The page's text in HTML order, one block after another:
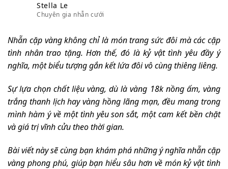
Stella Le
Chuyên gia nhẫn cưới
Nhẫn cặp vàng không chỉ là món trang sức đôi mà các cặp
tình nhân trao tặng. Hơn thế, đó là kỷ vật tình yêu đầy ý
nghĩa, một biểu tượng gắn kết lứa đôi vô cùng thiêng liêng.
Sự lựa chọn chất liệu vàng, dù là vàng 18k nồng ấm, vàng
trắng thanh lịch hay vàng hồng lãng mạn, đều mang trong
mình hàm ý về một tình yêu son sắt, một cam kết bền chặt
và giá trị vĩnh cửu theo thời gian.
Bài viết này sẽ cùng bạn khám phá những ý nghĩa nhẫn cặp
vàng phong phú, giúp bạn hiểu sâu hơn về món kỷ vật tình